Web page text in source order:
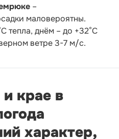
–
маловероятны.
тепла, днём – до +32°С
ветре 3-7 м/с.
крае в
характер,